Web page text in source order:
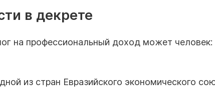
в декрете
на профессиональный доход может человек:
из стран Евразийского экономического